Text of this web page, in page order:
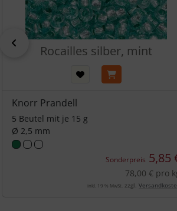
zurück
Rocailles silber, mint
Knorr Prandell
5 Beutel mit je 15 g
Ø 2,5 mm
Sonderpreis 5,85
78,00 € pro
inkl. 19 % MwSt. zzgl.